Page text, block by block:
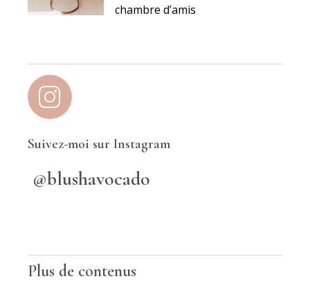
chambre d’amis
Suivez-moi sur Instagram
@blushavocado
Plus de contenus